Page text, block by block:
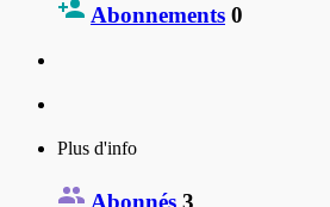
Abonnements 0
Plus d'info